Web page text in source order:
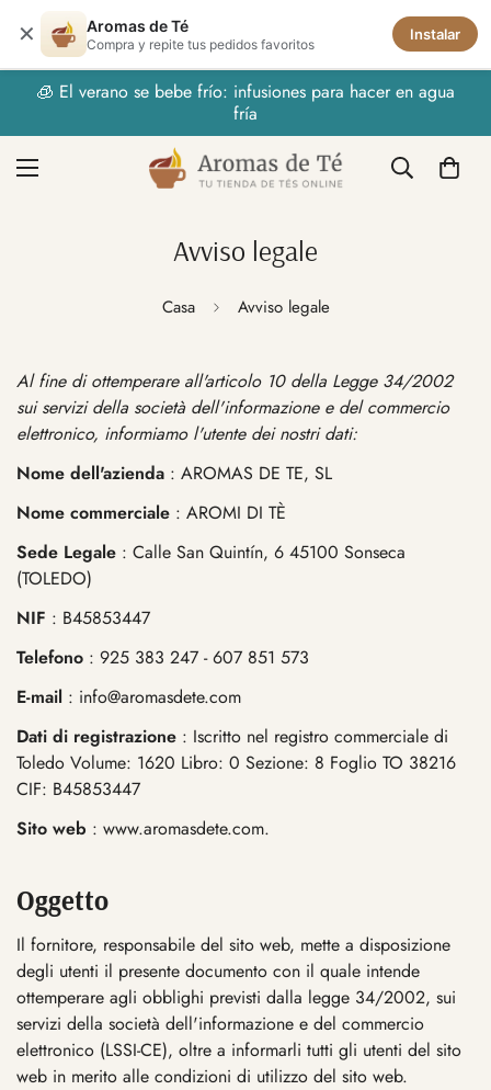
✕ Aromas de Té
Compra y repite tus pedidos favoritos
Instalar
🧊 El verano se bebe frío: infusiones para hacer en agua
fría
Avviso legale
Casa Avviso legale
Al fine di ottemperare all'articolo 10 della Legge 34/2002
sui servizi della società dell'informazione e del commercio
elettronico, informiamo l'utente dei nostri dati:
Nome dell'azienda : AROMAS DE TE, SL
Nome commerciale : AROMI DI TÈ
Sede Legale : Calle San Quintín, 6 45100 Sonseca
(TOLEDO)
NIF : B45853447
Telefono : 925 383 247 - 607 851 573
E-mail : info@aromasdete.com
Dati di registrazione : Iscritto nel registro commerciale di
Toledo Volume: 1620 Libro: 0 Sezione: 8 Foglio TO 38216
CIF: B45853447
Sito web : www.aromasdete.com.
Oggetto
Il fornitore, responsabile del sito web, mette a disposizione
degli utenti il ​​presente documento con il quale intende
ottemperare agli obblighi previsti dalla legge 34/2002, sui
servizi della società dell'informazione e del commercio
elettronico (LSSI-CE), oltre a informarli tutti gli utenti del sito
web in merito alle condizioni di utilizzo del sito web.